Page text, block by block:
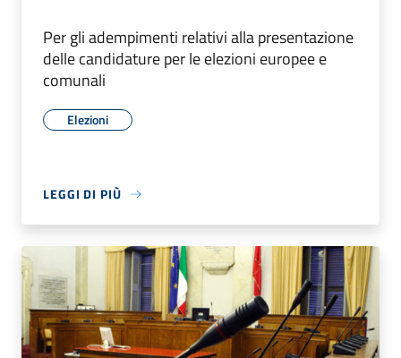
Per gli adempimenti relativi alla presentazione
delle candidature per le elezioni europee e
comunali
Elezioni
LEGGI DI PIÙ